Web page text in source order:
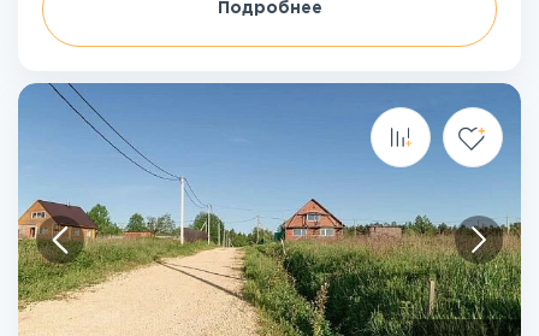
Подробнее